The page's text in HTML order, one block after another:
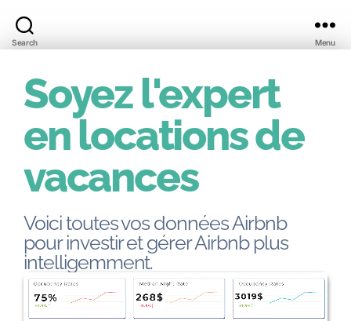
Search Menu
Soyez l'expert
en locations de
vacances
Voici toutes vos données Airbnb
pour investir et gérer Airbnb plus
intelligemment.